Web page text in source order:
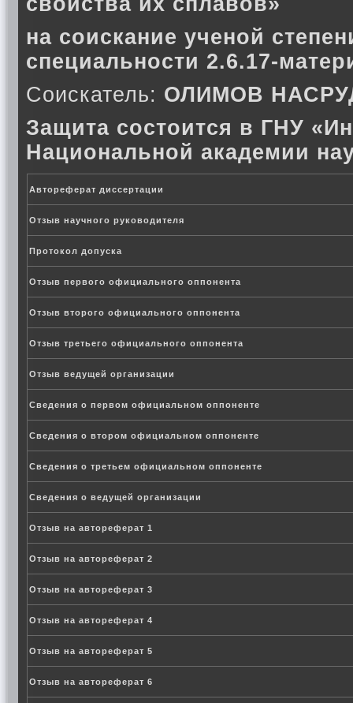
на соискание ученой
специальности 2.6.17-
Соискатель: ОЛИМОВ
Защита состоится в ГНУ
Национальной академии
Автореферат диссертации
Отзыв научного руководителя
Протокол допуска
Отзыв первого официального оппонента
Отзыв второго официального оппонента
Отзыв третьего официального оппонента
Отзыв ведущей организации
Сведения о первом официальном оппоненте
Сведения о втором официальном оппоненте
Сведения о третьем официальном оппоненте
Сведения о ведущей организации
Отзыв на автореферат 1
Отзыв на автореферат 2
Отзыв на автореферат 3
Отзыв на автореферат 4
Отзыв на автореферат 5
Отзыв на автореферат 6